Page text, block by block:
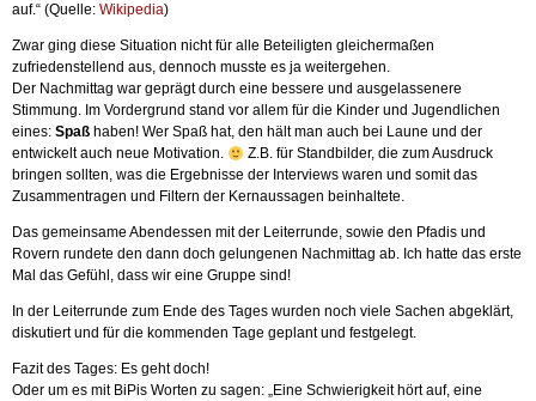
auf.“ (Quelle: Wikipedia)
Zwar ging diese Situation nicht für alle Beteiligten gleichermaßen
zufriedenstellend aus, dennoch musste es ja weitergehen.
Der Nachmittag war geprägt durch eine bessere und ausgelassenere
Stimmung. Im Vordergrund stand vor allem für die Kinder und Jugendlichen
eines: Spaß haben! Wer Spaß hat, den hält man auch bei Laune und der
entwickelt auch neue Motivation.
Z.B. für Standbilder, die zum Ausdruck
bringen sollten, was die Ergebnisse der Interviews waren und somit das
Zusammentragen und Filtern der Kernaussagen beinhaltete.
Das gemeinsame Abendessen mit der Leiterrunde, sowie den Pfadis und
Rovern rundete den dann doch gelungenen Nachmittag ab. Ich hatte das erste
Mal das Gefühl, dass wir eine Gruppe sind!
In der Leiterrunde zum Ende des Tages wurden noch viele Sachen abgeklärt,
diskutiert und für die kommenden Tage geplant und festgelegt.
Fazit des Tages: Es geht doch!
Oder um es mit BiPis Worten zu sagen: „Eine Schwierigkeit hört auf, eine